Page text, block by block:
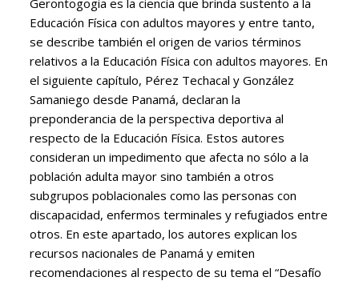
Educación Física con adultos mayores y entre tanto,
se describe también el origen de varios términos
relativos a la Educación Física con adultos mayores. En
el siguiente capítulo, Pérez Techacal y González
Samaniego desde Panamá, declaran la
preponderancia de la perspectiva deportiva al
respecto de la Educación Física. Estos autores
consideran un impedimento que afecta no sólo a la
población adulta mayor sino también a otros
subgrupos poblacionales como las personas con
discapacidad, enfermos terminales y refugiados entre
otros. En este apartado, los autores explican los
recursos nacionales de Panamá y emiten
recomendaciones al respecto de su tema el “Desafío